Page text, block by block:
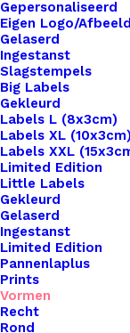
Gepersonaliseerd
Eigen Logo/
Gelaserd
Ingestanst
Slagstempels
Big Labels
Gekleurd
Labels L (8x3cm)
Labels XL (10x3cm)
Labels XXL
Limited Edition
Little Labels
Gekleurd
Gelaserd
Ingestanst
Limited Edition
Pannenlaplus
Prints
Vormen
Recht
Rond
Home
Vierkant